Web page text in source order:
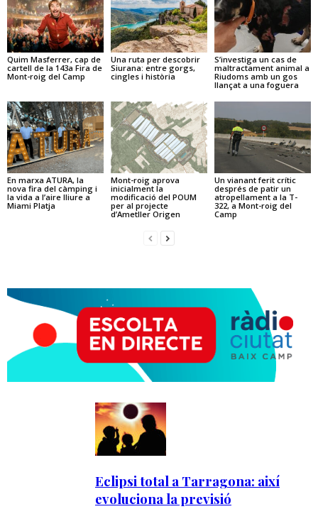
Quim Masferrer, cap de
cartell de la 143a Fira de
Mont-roig del Camp
Una ruta per descobrir
Siurana: entre gorgs,
cingles i història
S’investiga un cas de
maltractament animal a
Riudoms amb un gos
llançat a una foguera
En marxa ATURA, la
nova fira del càmping i
la vida a l’aire lliure a
Miami Platja
Mont-roig aprova
inicialment la
modificació del POUM
per al projecte
d’Ametller Origen
Un vianant ferit crític
després de patir un
atropellament a la T-
322, a Mont-roig del
Camp